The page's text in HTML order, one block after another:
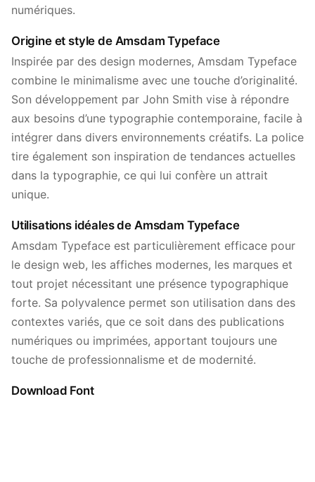
numériques.
Origine et style de Amsdam Typeface
Inspirée par des design modernes, Amsdam Typeface
combine le minimalisme avec une touche d’originalité.
Son développement par John Smith vise à répondre
aux besoins d’une typographie contemporaine, facile à
intégrer dans divers environnements créatifs. La police
tire également son inspiration de tendances actuelles
dans la typographie, ce qui lui confère un attrait
unique.
Utilisations idéales de Amsdam Typeface
Amsdam Typeface est particulièrement efficace pour
le design web, les affiches modernes, les marques et
tout projet nécessitant une présence typographique
forte. Sa polyvalence permet son utilisation dans des
contextes variés, que ce soit dans des publications
numériques ou imprimées, apportant toujours une
touche de professionnalisme et de modernité.
Download Font